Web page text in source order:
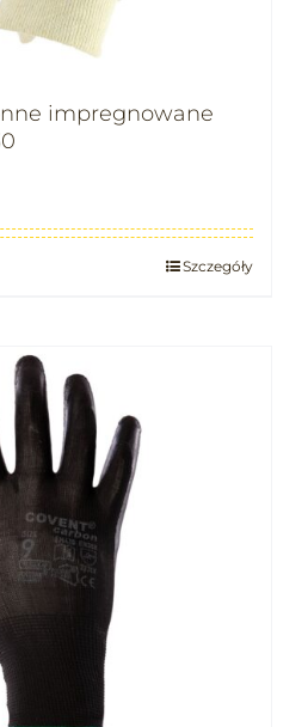
impregnowane
Szczegóły